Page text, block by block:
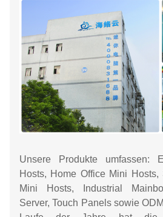
Unsere Produkte umfassen:
Hosts, Home Office Mini Hosts,
Mini Hosts, Industrial
Server, Touch Panels sowie